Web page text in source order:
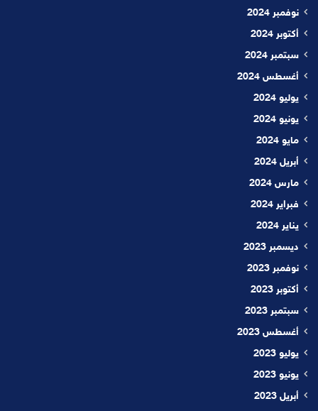
نوفمبر 2024
أكتوبر 2024
سبتمبر 2024
أغسطس 2024
يوليو 2024
يونيو 2024
مايو 2024
أبريل 2024
مارس 2024
فبراير 2024
يناير 2024
ديسمبر 2023
نوفمبر 2023
أكتوبر 2023
سبتمبر 2023
أغسطس 2023
يوليو 2023
يونيو 2023
أبريل 2023